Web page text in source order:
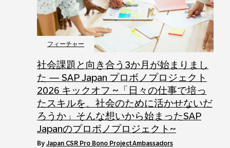
フィーチャー
社会課題と向き合う3か月が始まりまし
た ― SAP Japan プロボノプロジェクト
2026 キックオフ ~「日々の仕事で培っ
たスキルを、社会のために活かせないだ
ろうか」そんな想いから始まったSAP
Japanのプロボノプロジェクト~
by Japan CSR Pro Bono Project Ambassadors